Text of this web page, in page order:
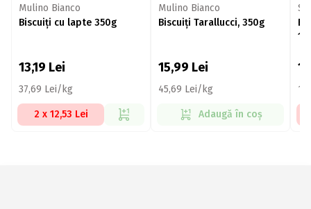
Mulino Bianco
Biscuiți cu lapte 350g
13,19 Lei
37,69 Lei/kg
2 x 12,53 Lei
Mulino Bianco
Biscuiți Tarallucci, 350g
15,99 Lei
45,69 Lei/kg
Adaugă în coș